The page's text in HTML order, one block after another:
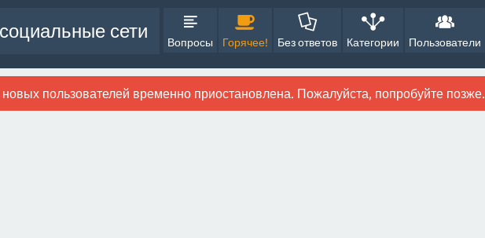
сети
Вопросы Горячее! Без ответов Категории Пользователи
новых пользователей временно приостановлена. Пожалуйста, попробуйте позже.